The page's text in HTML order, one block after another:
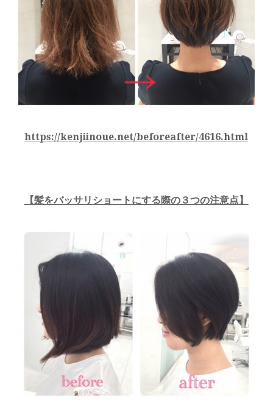
https://kenjiinoue.net/beforeafter/4616.html
【髪をバッサリショートにする際の３つの注意点】